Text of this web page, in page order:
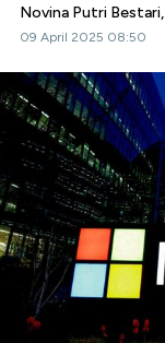
Novina Putri Bestari,
09 April 2025 08:50